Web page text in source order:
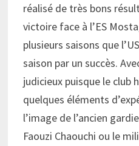
réalisé de très bons
victoire face à l’ES
plusieurs saisons que
saison par un succès.
judicieux puisque le club
quelques éléments
l’image de l’ancien
Faouzi Chaouchi ou le